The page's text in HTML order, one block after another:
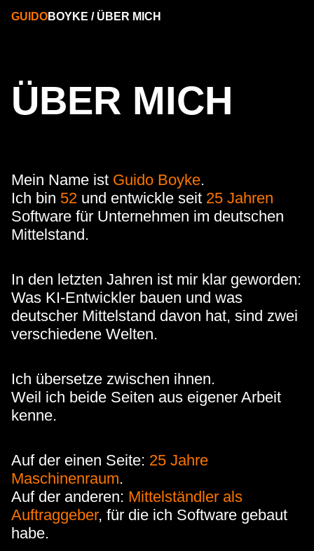
GUIDOBOYKE / ÜBER MICH
ÜBER MICH
Mein Name ist Guido Boyke.
Ich bin 52 und entwickle seit 25 Jahren
Software für Unternehmen im deutschen
Mittelstand.
In den letzten Jahren ist mir klar geworden:
Was KI-Entwickler bauen und was
deutscher Mittelstand davon hat, sind zwei
verschiedene Welten.
Ich übersetze zwischen ihnen.
Weil ich beide Seiten aus eigener Arbeit
kenne.
Auf der einen Seite: 25 Jahre
Maschinenraum.
Auf der anderen: Mittelständler als
Auftraggeber, für die ich Software gebaut
habe.